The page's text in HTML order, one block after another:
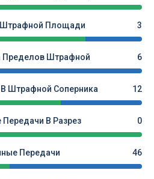
Площади 3
Пределов Штрафной 6
Штрафной Соперника 12
В Разрез 0
Передачи 46